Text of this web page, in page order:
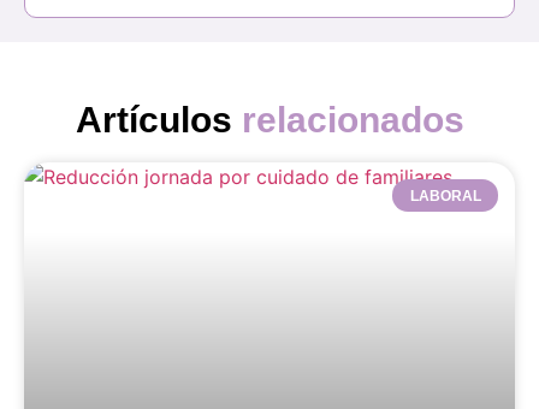
Artículos relacionados
LABORAL